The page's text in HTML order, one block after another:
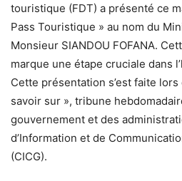
touristique (FDT) a présenté ce
Pass Touristique » au nom du
Monsieur SIANDOU FOFANA.
marque une étape cruciale dans
Cette présentation s’est faite lors
savoir sur », tribune
gouvernement et des
d’Information et de
(CICG).